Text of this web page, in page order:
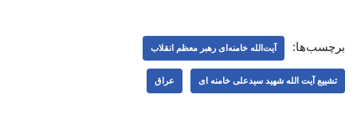
برچسب‌ها: آیت‌الله خامنه‌ای رهبر معظم انقلاب
تشییع آیت الله شهید سیدعلی خامنه ای عراق